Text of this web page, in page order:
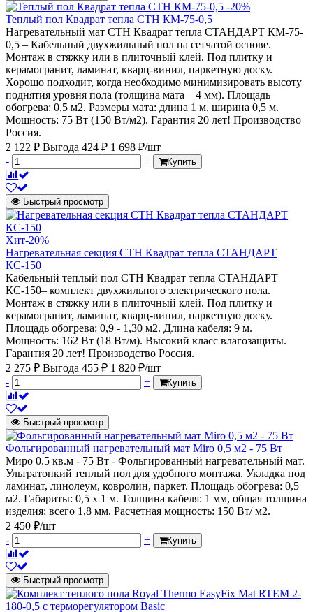
-20%
Теплый пол Квадрат тепла СТН КМ-75-0,5
Нагревательный мат СТН Квадрат тепла СТАНДАРТ КМ-75-
0,5 – Кабельный двухжильный пол на сетчатой основе.
Монтаж в стяжку или в плиточный клей. Под плитку и
керамогранит, ламинат, кварц-винил, паркетную доску.
Хорошо подходит, когда необходимо минимизировать высоту
поднятия уровня пола (толщина мата – 4 мм). Площадь
обогрева: 0,5 м2. Размеры мата: длина 1 м, ширина 0,5 м.
Мощность: 75 Вт (150 Вт/м2). Гарантия 20 лет! Производство
Россия.
2 122 ₽ Выгода 424 ₽ 1 698 ₽/шт
-
+ Купить
Быстрый просмотр
Хит-20%
Нагревательная секция СТН Квадрат тепла СТАНДАРТ
КС-150
Кабельный теплый пол СТН Квадрат тепла СТАНДАРТ
КС-150– комплект двухжильного электрического пола.
Монтаж в стяжку или в плиточный клей. Под плитку и
керамогранит, ламинат, кварц-винил, паркетную доску.
Площадь обогрева: 0,9 - 1,30 м2. Длина кабеля: 9 м.
Мощность: 162 Вт (18 Вт/м). Высокий класс влагозащиты.
Гарантия 20 лет! Производство Россия.
2 275 ₽ Выгода 455 ₽ 1 820 ₽/шт
-
+ Купить
Быстрый просмотр
Фольгированный нагревательный мат Miro 0,5 м2 - 75 Вт
Миро 0.5 кв.м - 75 Вт - Фольгированный нагревательный мат.
Ультратонкий теплый пол для удобного монтажа. Укладка под
ламинат, линолеум, ковролин, паркет. Площадь обогрева: 0,5
м2. Габариты: 0,5 х 1 м. Толщина кабеля: 1 мм, общая толщина
изделия: всего 1,8 мм. Расчетная мощность: 150 Вт/ м2.
2 450 ₽/шт
-
+ Купить
Быстрый просмотр